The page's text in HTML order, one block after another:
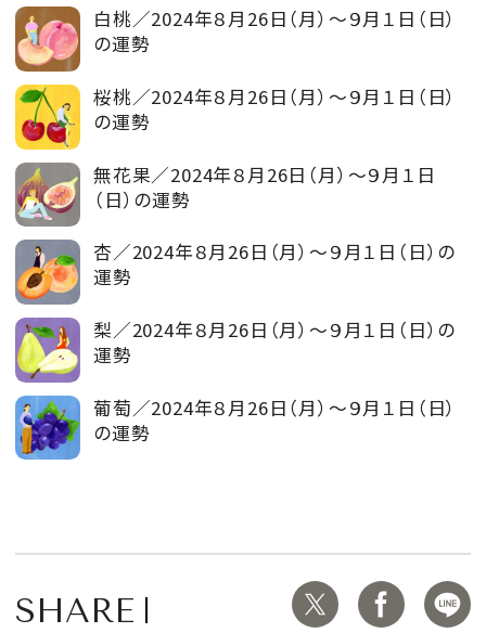
白桃／2024年８月26日（月）～９月１日（日）
の運勢
桜桃／2024年８月26日（月）～９月１日（日）
の運勢
無花果／2024年８月26日（月）～９月１日
（日）の運勢
杏／2024年８月26日（月）～９月１日（日）の
運勢
梨／2024年８月26日（月）～９月１日（日）の
運勢
葡萄／2024年８月26日（月）～９月１日（日）
の運勢
SHARE